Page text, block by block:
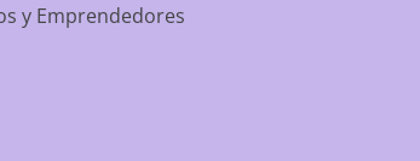
y Emprendedores